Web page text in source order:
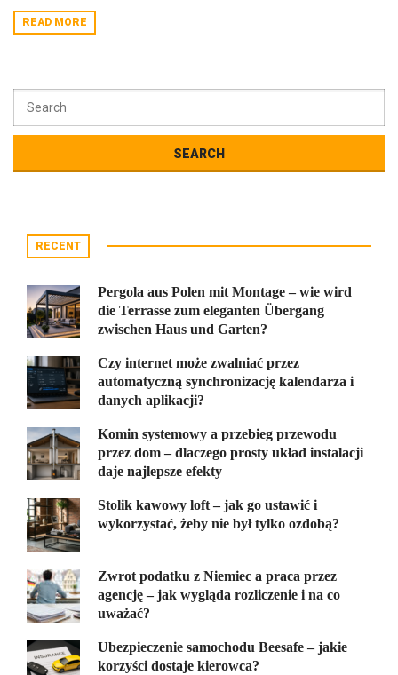
READ MORE
RECENT
Pergola aus Polen mit Montage – wie wird
die Terrasse zum eleganten Übergang
zwischen Haus und Garten?
Czy internet może zwalniać przez
automatyczną synchronizację kalendarza i
danych aplikacji?
Komin systemowy a przebieg przewodu
przez dom – dlaczego prosty układ instalacji
daje najlepsze efekty
Stolik kawowy loft – jak go ustawić i
wykorzystać, żeby nie był tylko ozdobą?
Zwrot podatku z Niemiec a praca przez
agencję – jak wygląda rozliczenie i na co
uważać?
Ubezpieczenie samochodu Beesafe – jakie
korzyści dostaje kierowca?